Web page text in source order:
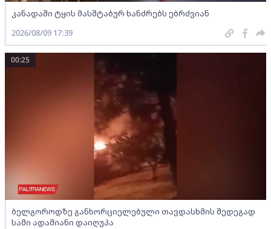
კანადაში ტყის მასშტაბურ ხანძრებს ებრძვიან
2026/08/09 17:39
ბელგოროდზე განხორციელებული თავდასხმის შედეგად
სამი ადამიანი დაიღუპა
00:25